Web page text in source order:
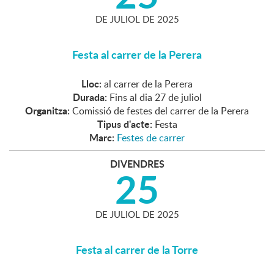
DE JULIOL DE 2025
Festa al carrer de la Perera
Lloc: al carrer de la Perera
Durada: Fins al dia 27 de juliol
Organitza: Comissió de festes del carrer de la Perera
Tipus d'acte: Festa
Marc: Festes de carrer
DIVENDRES
25
DE JULIOL DE 2025
Festa al carrer de la Torre